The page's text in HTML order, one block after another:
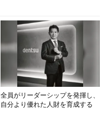
全員がリーダーシップを発揮し、
自分より優れた人財を育成する